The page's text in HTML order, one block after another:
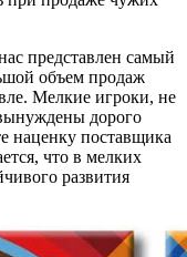
представлен самый
объем продаж
Мелкие игроки, не
дорого
наценку поставщика
что в мелких
развития